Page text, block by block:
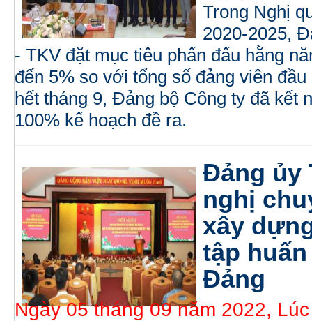
Trong Nghị
2020-2025,
- TKV đặt mục tiêu phấn đấu hằng
đến 5% so với tổng số đảng viên
hết tháng 9, Đảng bộ Công ty đã kết
100% kế hoạch đề ra.
Đảng ủy
nghị
xây
tập
Đảng
Ngày 05 tháng 09 năm 2022,